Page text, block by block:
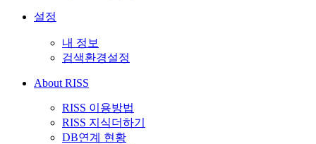
설정
내 정보
검색환경설정
About RISS
RISS 이용방법
RISS 지식더하기
DB연계 현황